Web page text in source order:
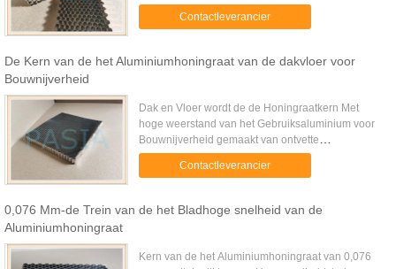
0,06 mm dik in entrepot door kleefstof voor
speciale doeleinden met ...
Contactleverancier
De Kern van de het Aluminiumhoningraat van de dakvloer voor
Bouwnijverheid
Dak en Vloer wordt de de Honingraatkern Met
hoge weerstand van het Gebruiksaluminium voor
Bouwnijverheid gemaakt van ontvette
aluminiumfolie van 0,05 mm dik in entrepot door
kleefstof voor speciale doeleinden. ...
Contactleverancier
0,076 Mm-de Trein van de het Bladhoge snelheid van de
Aluminiumhoningraat
Kern van de het Aluminiumhoningraat van 0,076